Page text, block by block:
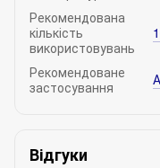
Рекомендована
кількість
використовувань
Рекомендоване
застосування
Відгуки